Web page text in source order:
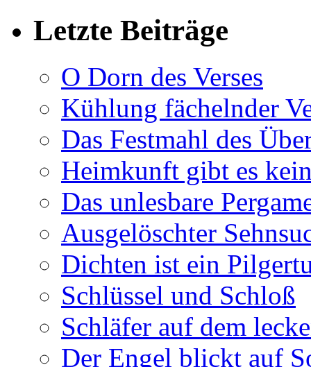
Letzte Beiträge
O Dorn des Verses
Kühlung fächelnder
Das Festmahl des
Heimkunft gibt es
Das unlesbare
Ausgelöschter
Dichten ist ein
Schlüssel und Schloß
Schläfer auf dem
Der Engel blickt auf